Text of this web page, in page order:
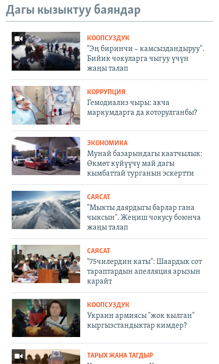
Дагы кызыктуу баяндар
КООПСУЗДУК
"Эң биринчи – камсыздандыруу".
Бийик чокуларга чыгуу үчүн
жаңы талап
КОРРУПЦИЯ
Гемодиализ чыры: акча
маркумдарга да которулганбы?
ЭКОНОМИКА
Мунай базарындагы каатчылык:
Өкмөт күйүүчү май дагы
кымбаттай турганын эскертти
САЯСАТ
"Мыкты даярдыгы барлар гана
чыксын". Жеңиш чокусу боюнча
жаңы талап
САЯСАТ
"75чилердин каты": Шаардык сот
тараптардын апелляция арызын
карайт
КООПСУЗДУК
Украин армиясы "жок кылган"
кыргызстандыктар кимдер?
ТАРЫХ ЖАНА ТАГДЫР